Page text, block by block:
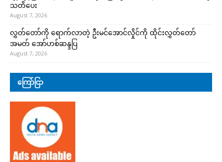
သတိပေး
August 7, 2026
လွှတ်တော်ကို ရောက်လာတဲ့ ဦးမင်အောင်လှိုင်ကို ထိုင်းလွှတ်တော်
အမတ် အော်ဟစ်ဆန္ဒပြ
August 7, 2026
ကြော်ငြာ